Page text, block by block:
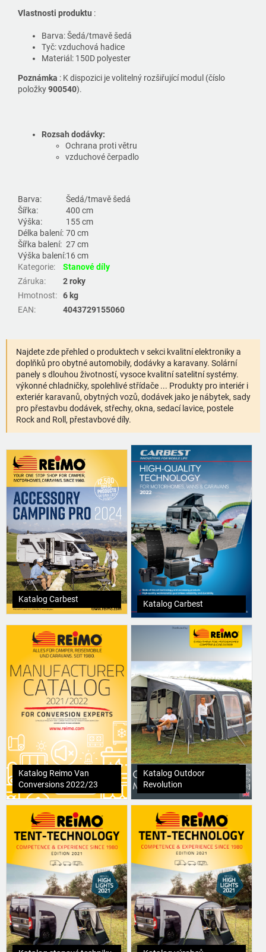
Vlastnosti produktu :
Barva: Šedá/tmavě šedá
Tyč: vzduchová hadice
Materiál: 150D polyester
Poznámka : K dispozici je volitelný rozšiřující modul (číslo
položky900540).
Rozsah dodávky:
Ochrana proti větru
vzduchové čerpadlo
Barva:
Šedá/tmavě šedá
Šířka:
400 cm
Výška:
155 cm
Délka balení: 70 cm
Šířka balení: 27 cm
Výška balení:16 cm
Kategorie:
Stanové díly
Záruka:
2 roky
Hmotnost:
6 kg
EAN: 4043729155060
Najdete zde přehled o produktech v sekci kvalitní elektroniky a
doplňků pro obytné automobily, dodávky a karavany. Solární
panely s dlouhou životností, vysoce kvalitní satelitní systémy.
výkonné chladničky, spolehlivé střídače ... Produkty pro interiér i
exteriér karavanů, obytných vozů, dodávek jako je nábytek, sady
pro přestavbu dodávek, střechy, okna, sedací lavice, postele
Rock and Roll, přestavbové díly.
Katalog Carbest
Katalog Carbest
Katalog Reimo Van
Conversions 2022/23
Katalog Outdoor
Revolution